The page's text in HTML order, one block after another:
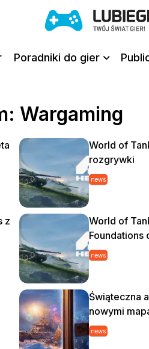
Poradniki do gier
Wargaming
World of
rozgrywki
news
z
World of
Foundations
news
Świąteczna
nowymi
news